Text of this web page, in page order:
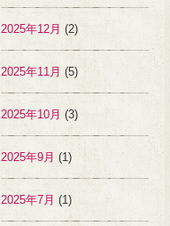
2025年12月 (2)
2025年11月 (5)
2025年10月 (3)
2025年9月 (1)
2025年7月 (1)